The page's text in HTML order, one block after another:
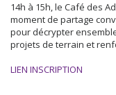
14h à 15h, le Café des
moment de partage
pour décrypter
projets de terrain et
LIEN INSCRIPTION